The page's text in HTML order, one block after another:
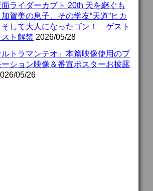
面ライダーカブト 20th 天を継ぐも
賀美の息子、その学友“天道”ヒカ
そして大人になったゴン！ ゲスト
スト解禁 2026/05/28
ルトラマンテオ』本篇映像使用のプ
ーション映像＆番宣ポスターお披露
05/26